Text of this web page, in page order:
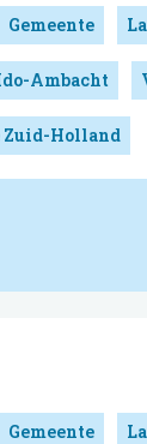
Gemeente
Ambacht
Holland
Gemeente